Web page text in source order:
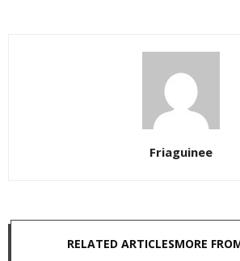
Friaguinee
RELATED ARTICLESMORE